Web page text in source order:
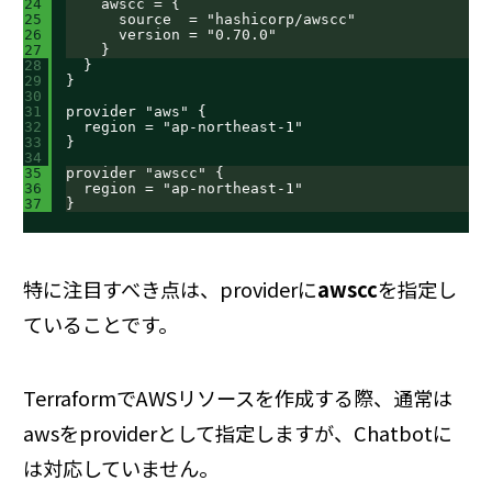
24
25
26
27
28
29
30
31
32
33
34
35
36
37
awscc = {
source  = "hashicorp/awscc"
version = "0.70.0"
}
}
}
provider "aws" {
region = "ap-northeast-1"
}
provider "awscc" {
region = "ap-northeast-1"
}
特に注目すべき点は、providerにawsccを指定し
ていることです。
TerraformでAWSリソースを作成する際、通常は
awsをproviderとして指定しますが、Chatbotに
は対応していません。